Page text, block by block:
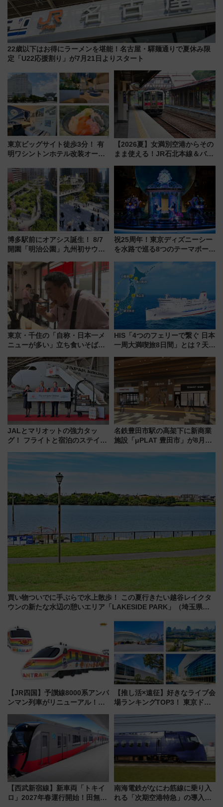
22歳以下はお得にラーメンを堪能！名古屋・驛麺通りで夏休み限
定「U22応援割り」が7月21日よりスタート
東京ビッグサイト徒歩3分！ 有
明ワシントンホテル改装オープ
客室」や海鮮丼が人気の朝食ビ
ュッフェを現地レポ
【2026夏】女満別空港からその
まま使える！JR石北本線＆バス
ーパス」でおトクに道東観光
（8/3発売）
博多駅前にオアシス誕生！ 8/7
開園「明治公園」九州初サウナ
品グルメ登場で駅前の過ごし方
はどう変わる？
祝25周年！東京ディズニーシー
を水路で巡る8つのテーマポート
東京・千住の「自称・日本一メ
ニューが多い」立ち食いそば屋
地のふらっと立ち食いそば』
7/27夜10時～放送
HIS「4つのフェリーで繋ぐ 日本
一周大満喫旅8日間」とは？天橋
の絶景＆限定グルメを網羅！煩
雑な手続きも不要でお手軽に楽
しめるプランが登場
JALとマリオットの強力タッ
グ！ フライトと宿泊のステイタ
上級会員資格を効率よく獲得す
る方法を解説
名鉄豊田市駅の高架下に新商業
施設「μPLAT 豊田市」が8月26
買い物ついでに手ぶらで水上散歩！ この夏行きたい越谷レイクタ
ウンの新たな水辺の憩いエリア「LAKESIDE PARK」（埼玉県越
【JR四国】予讃線8000系アンパ
ンマン列車がリニューアル！内
今年12月
【推し活×遠征】好きなライブ会
場ランキングTOP3！ 東京ドー
由と交通アクセス術、ライブ会
場に何を求める？
【西武新宿線】新車両「トキイ
ロ」2027年春運行開始！田無・
南海電鉄がなにわ筋線に乗り入
れる「次期空港特急」の導入を